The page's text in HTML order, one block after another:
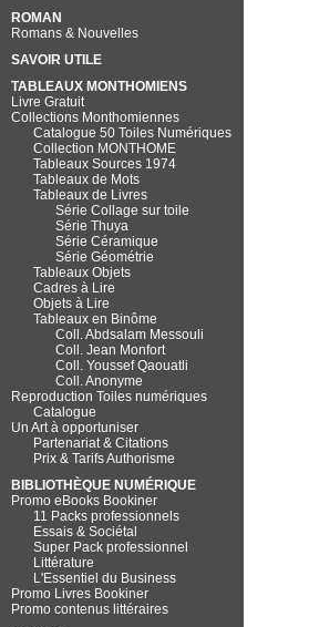
ROMAN
Romans & Nouvelles
SAVOIR UTILE
TABLEAUX MONTHOMIENS
Livre Gratuit
Collections Monthomiennes
Catalogue 50 Toiles Numériques
Collection MONTHOME
Tableaux Sources 1974
Tableaux de Mots
Tableaux de Livres
Série Collage sur toile
Série Thuya
Série Céramique
Série Géométrie
Tableaux Objets
Cadres à Lire
Objets à Lire
Tableaux en Binôme
Coll. Abdsalam Messouli
Coll. Jean Monfort
Coll. Youssef Qaouatli
Coll. Anonyme
Reproduction Toiles numériques
Catalogue
Un Art à opportuniser
Partenariat & Citations
Prix & Tarifs Authorisme
BIBLIOTHÈQUE NUMÉRIQUE
Promo eBooks Bookiner
11 Packs professionnels
Essais & Sociétal
Super Pack professionnel
Littérature
L'Essentiel du Business
Promo Livres Bookiner
Promo contenus littéraires